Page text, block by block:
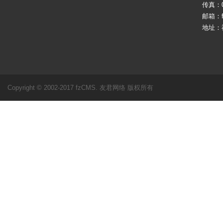
传真：
邮箱
地址
Copyright © 2002-2017 fzCMS. 友君网络 版权所有